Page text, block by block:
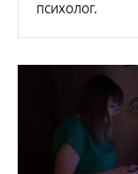
психолог.